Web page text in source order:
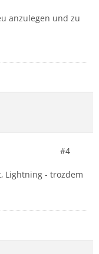
anzulegen und zu
#4
Lightning - trozdem